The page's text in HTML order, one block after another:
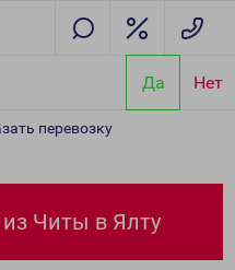
Да Нет
перевозку
из Читы в Ялту